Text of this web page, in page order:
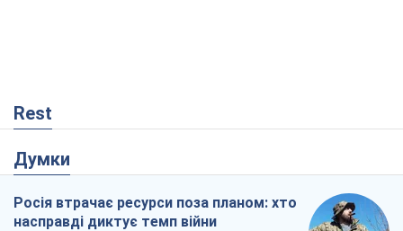
Rest
Думки
Росія втрачає ресурси поза планом: хто
насправді диктує темп війни